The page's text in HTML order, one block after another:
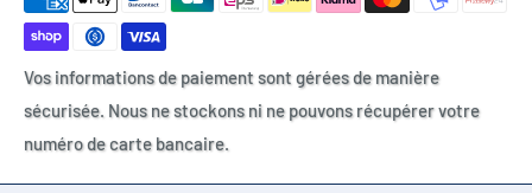
Vos informations de paiement sont gérées de manière
sécurisée. Nous ne stockons ni ne pouvons récupérer votre
numéro de carte bancaire.